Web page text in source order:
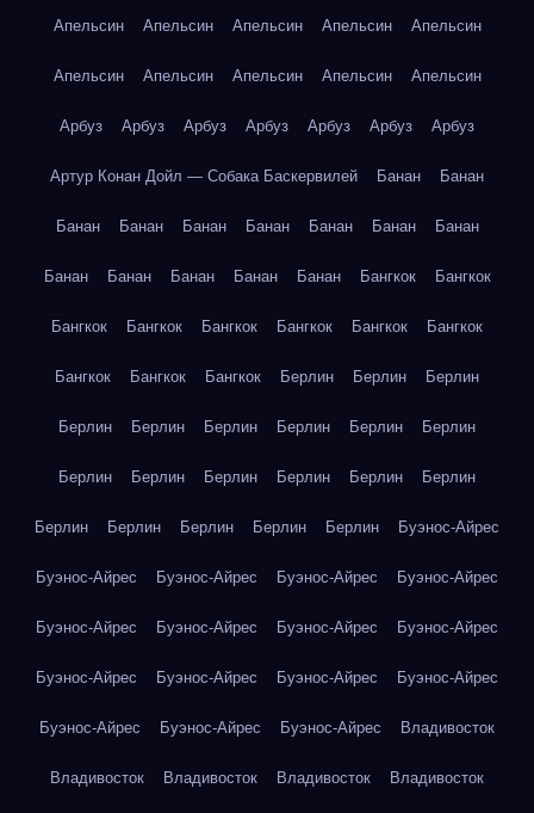
Апельсин Апельсин Апельсин Апельсин Апельсин
Апельсин Апельсин Апельсин Апельсин Апельсин
Арбуз Арбуз Арбуз Арбуз Арбуз Арбуз Арбуз
Артур Конан Дойл — Собака Баскервилей Банан Банан
Банан Банан Банан Банан Банан Банан Банан
Банан Банан Банан Банан Банан Бангкок Бангкок
Бангкок Бангкок Бангкок Бангкок Бангкок Бангкок
Бангкок Бангкок Бангкок Берлин Берлин Берлин
Берлин Берлин Берлин Берлин Берлин Берлин
Берлин Берлин Берлин Берлин Берлин Берлин
Берлин Берлин Берлин Берлин Берлин Буэнос-Айрес
Буэнос-Айрес Буэнос-Айрес Буэнос-Айрес Буэнос-Айрес
Буэнос-Айрес Буэнос-Айрес Буэнос-Айрес Буэнос-Айрес
Буэнос-Айрес Буэнос-Айрес Буэнос-Айрес Буэнос-Айрес
Буэнос-Айрес Буэнос-Айрес Буэнос-Айрес Владивосток
Владивосток Владивосток Владивосток Владивосток